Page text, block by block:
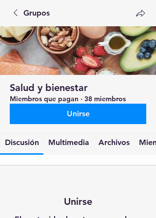
Grupos
Salud y bienestar
Miembros que pagan · 38 miembros
Unirse
Discusión Multimedia Archivos
Unirse